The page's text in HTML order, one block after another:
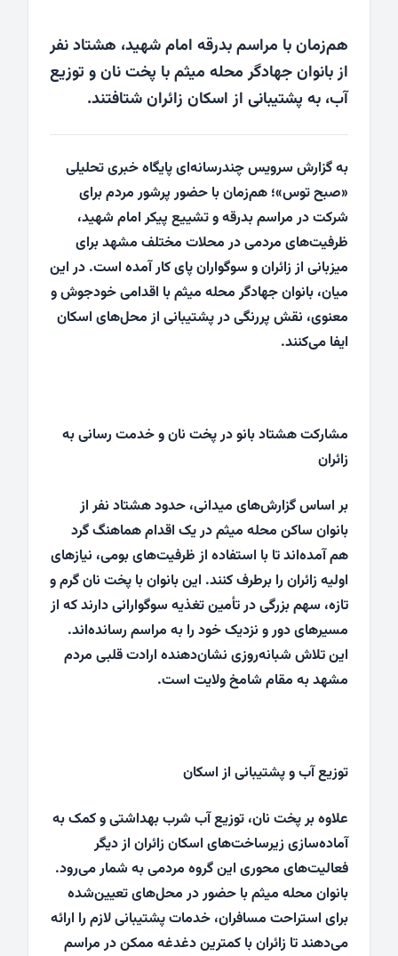
هم‌زمان با مراسم بدرقه امام شهید، هشتاد نفر
از بانوان جهادگر محله میثم با پخت نان و توزیع
آب، به پشتیبانی از اسکان زائران شتافتند.
به گزارش سرویس چندرسانه‌ای پایگاه خبری تحلیلی
«صبح توس»؛ هم‌زمان با حضور پرشور مردم برای
شرکت در مراسم بدرقه و تشییع پیکر امام شهید،
ظرفیت‌های مردمی در محلات مختلف مشهد برای
میزبانی از زائران و سوگواران پای کار آمده است. در این
میان، بانوان جهادگر محله میثم با اقدامی خودجوش و
معنوی، نقش پررنگی در پشتیبانی از محل‌های اسکان
ایفا می‌کنند.
مشارکت هشتاد بانو در پخت نان و خدمت رسانی به
زائران
بر اساس گزارش‌های میدانی، حدود هشتاد نفر از
بانوان ساکن محله میثم در یک اقدام هماهنگ گرد
هم آمده‌اند تا با استفاده از ظرفیت‌های بومی، نیازهای
اولیه زائران را برطرف کنند. این بانوان با پخت نان گرم و
تازه، سهم بزرگی در تأمین تغذیه سوگوارانی دارند که از
مسیرهای دور و نزدیک خود را به مراسم رسانده‌اند.
این تلاش شبانه‌روزی نشان‌دهنده ارادت قلبی مردم
مشهد به مقام شامخ ولایت است.
توزیع آب و پشتیبانی از اسکان
علاوه بر پخت نان، توزیع آب شرب بهداشتی و کمک به
آماده‌سازی زیرساخت‌های اسکان زائران از دیگر
فعالیت‌های محوری این گروه مردمی به شمار می‌رود.
بانوان محله میثم با حضور در محل‌های تعیین‌شده
برای استراحت مسافران، خدمات پشتیبانی لازم را ارائه
می‌دهند تا زائران با کمترین دغدغه ممکن در مراسم